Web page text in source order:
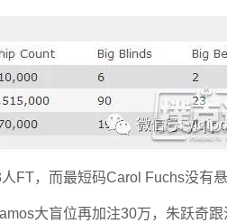
FT，而最短码Carol Fuchs没有悬
大盲位再加注30万，朱跃奇跟